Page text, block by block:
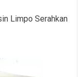
Fungsi
Limpo Serahkan